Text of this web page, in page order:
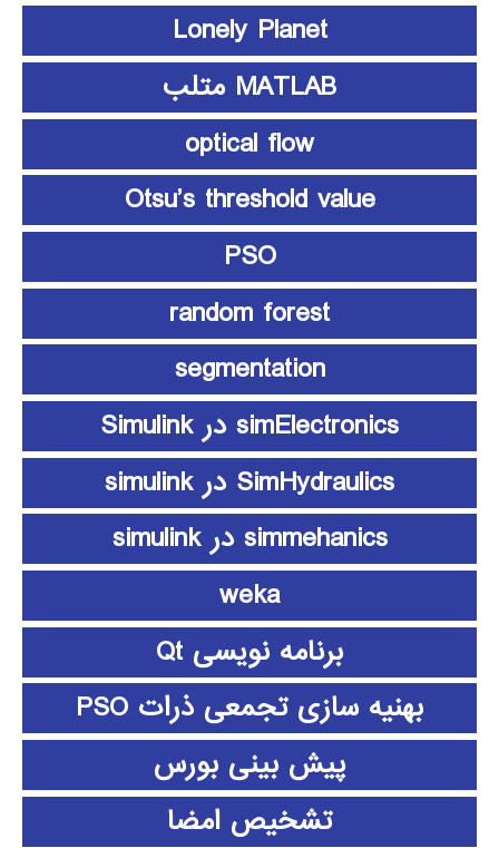
Lonely Planet
MATLAB متلب
optical flow
Otsu’s threshold value
PSO
random forest
segmentation
simElectronics در Simulink
SimHydraulics در simulink
simmehanics در simulink
weka
برنامه نویسی Qt
بهنیه سازی تجمعی ذرات PSO
پیش بینی بورس
تشخیص امضا